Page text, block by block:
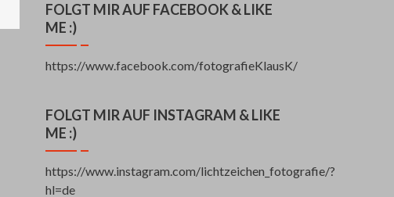
FOLGT MIR AUF FACEBOOK & LIKE
ME :)
https://www.facebook.com/fotografieKlausK/
FOLGT MIR AUF INSTAGRAM & LIKE
ME :)
https://www.instagram.com/lichtzeichen_fotografie/?
hl=de